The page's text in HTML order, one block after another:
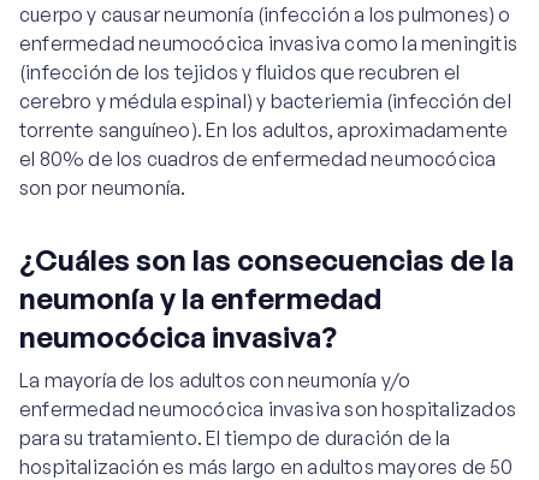
cuerpo y causar neumonía (infección a los pulmones) o
enfermedad neumocócica invasiva como la meningitis
(infección de los tejidos y fluidos que recubren el
cerebro y médula espinal) y bacteriemia (infección del
torrente sanguíneo). En los adultos, aproximadamente
el 80% de los cuadros de enfermedad neumocócica
son por neumonía.
¿Cuáles son las consecuencias de la
neumonía y la enfermedad
neumocócica invasiva?
La mayoría de los adultos con neumonía y/o
enfermedad neumocócica invasiva son hospitalizados
para su tratamiento. El tiempo de duración de la
hospitalización es más largo en adultos mayores de 50